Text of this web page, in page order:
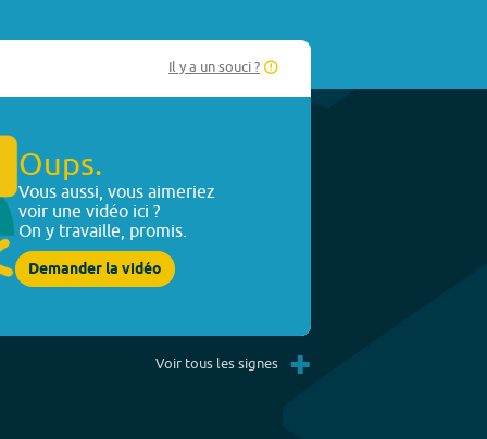
Il y a un souci ?
Oups.
Vous aussi, vous aimeriez
voir une vidéo ici ?
On y travaille, promis.
Demander la vidéo
Voir tous les signes +